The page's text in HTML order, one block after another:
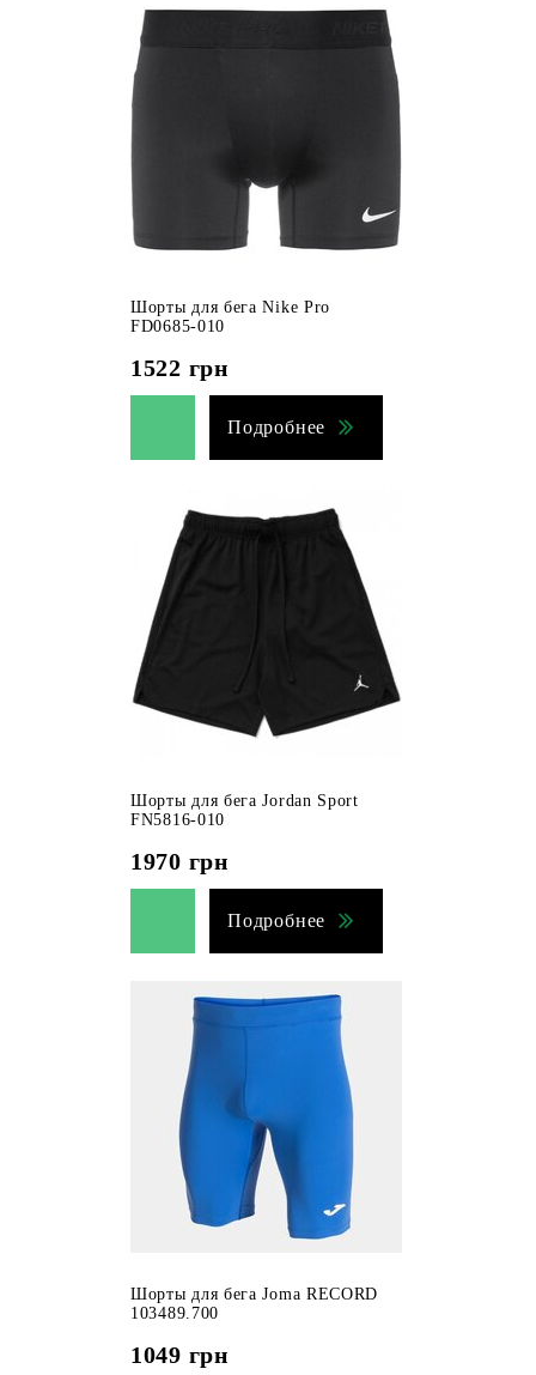
Шорты для бега Nike Pro
FD0685-010
1522 грн
Подробнее
Шорты для бега Jordan Sport
FN5816-010
1970 грн
Подробнее
Шорты для бега Joma RECORD
103489.700
1049 грн